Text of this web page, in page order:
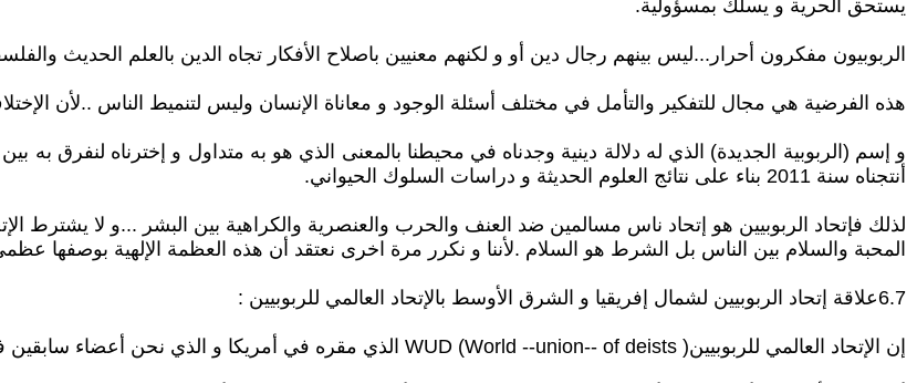
يستحق الحرية و يسلك بمسؤولية.
الربوبيون مفكرون أحرار...ليس بينهم رجال دين أو و لكنهم معنيين باصلاح الأفكار تجاه الدين بالعلم الحديث
هذه الفرضية هي مجال للتفكير والتأمل في مختلف أسئلة الوجود و معاناة الإنسان وليس لتنميط الناس ..لأن
أنتجناه سنة 2011 بناء على نتائج العلوم الحديثة و دراسات السلوك الحيواني.
لذلك فإتحاد الربوبيين هو إتحاد ناس مسالمين ضد العنف والحرب والعنصرية والكراهية بين البشر ...و لا يشترط
المحبة والسلام بين الناس بل الشرط هو السلام .لأننا و نكرر مرة اخرى نعتقد أن هذه العظمة الإلهية
6.7علاقة إتحاد الربوبيين لشمال إفريقيا و الشرق الأوسط بالإتحاد العالمي للربوبيين :
إن الإتحاد العالمي للربوبيين( WUD (World --union-- of deists الذي مقره في أمريكا و الذي نحن أعضاء سابقين فيه: